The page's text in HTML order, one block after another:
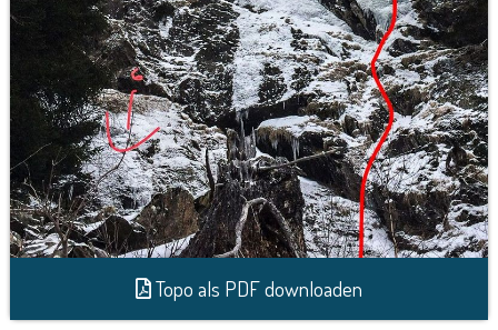
Topo als PDF downloaden